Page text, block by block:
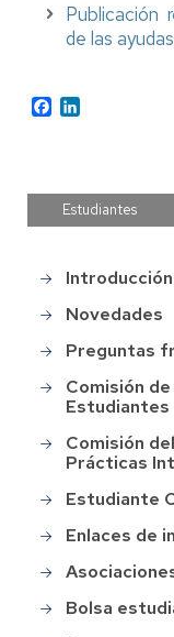
Publicación
de las
Facebook
Estudiantes
Main
menu
Introducción
Novedades
Preguntas
Comisión
Estudiantes
Comisión
Prácticas
Estudiante
Enlaces de
Bolsa